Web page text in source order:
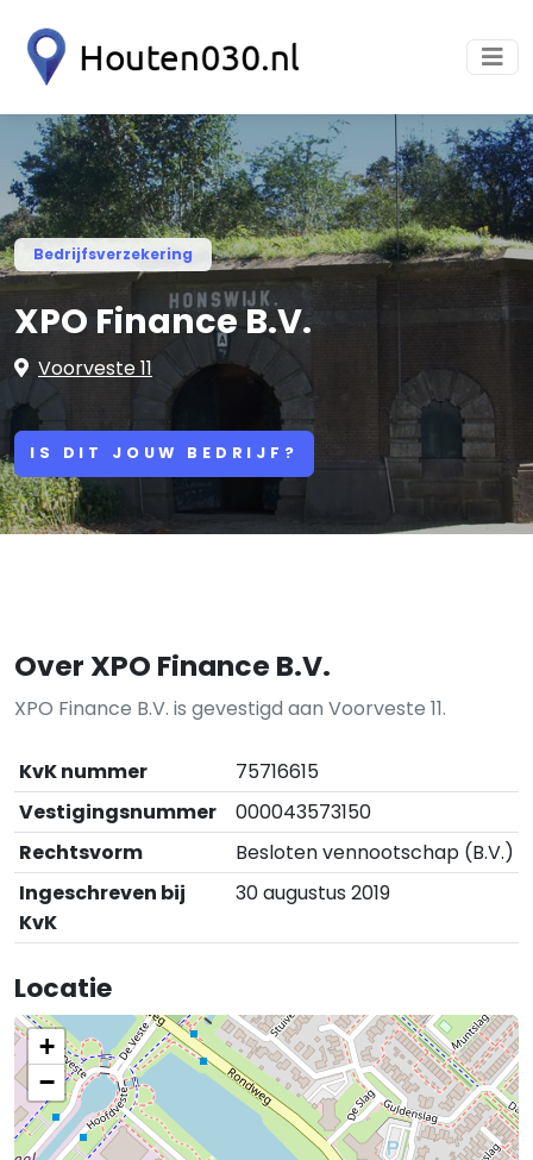
Bedrijfsverzekering
XPO Finance B.V.
Voorveste 11
IS DIT JOUW BEDRIJF?
Over XPO Finance B.V.
XPO Finance B.V. is gevestigd aan Voorveste 11.
KvK nummer
75716615
Vestigingsnummer
000043573150
Rechtsvorm
Besloten vennootschap (B.V.)
Ingeschreven bij
KvK
30 augustus 2019
Locatie
+
−